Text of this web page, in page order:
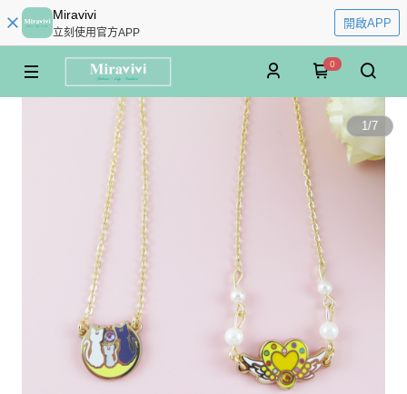
Miravivi
立刻使用官方APP
開啟APP
0
1/7